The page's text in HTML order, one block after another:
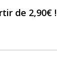
de 2,90€ !